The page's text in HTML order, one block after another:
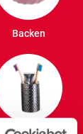
Backen